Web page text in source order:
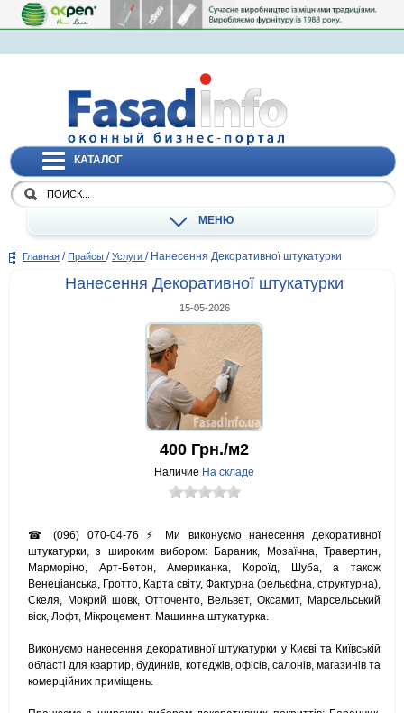
КАТАЛОГ
МЕНЮ
Главная / Прайсы / Услуги / Нанесення Декоративної штукатурки
Нанесення Декоративної штукатурки
15-05-2026
400 Грн./м2
Наличие На складе
☎ (096) 070-04-76 ⚡ Ми виконуємо нанесення декоративної
штукатурки, з широким вибором: Бараник, Мозаїчна, Травертин,
Марморіно, Арт-Бетон, Американка, Короїд, Шуба, а також
Венеціанська, Гротто, Карта світу, Фактурна (рельєфна, структурна),
Скеля, Мокрий шовк, Отточенто, Вельвет, Оксамит, Марсельський
віск, Лофт, Мікроцемент. Машинна штукатурка.
Виконуємо нанесення декоративної штукатурки у Києві та Київській
області для квартир, будинків, котеджів, офісів, салонів, магазинів та
комерційних приміщень.